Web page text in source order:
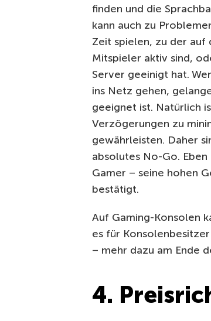
finden und die
kann auch zu
Zeit spielen, zu der auf
Mitspieler aktiv sind,
Server geeinigt hat.
ins Netz gehen,
geeignet ist. Natürlich
Verzögerungen zu
gewährleisten. Daher
absolutes No-Go.
Gamer – seine hohen
bestätigt.
Auf Gaming-Konsolen
es für
– mehr dazu am Ende
4.